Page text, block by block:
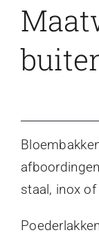
staal, inox